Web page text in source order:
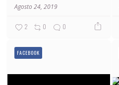
Agosto 24, 2019
2 0 0
FACEBOOK